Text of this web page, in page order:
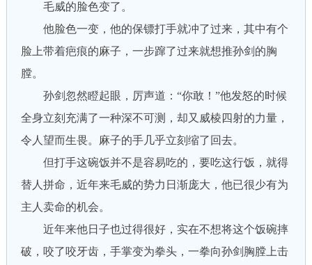
毛威的脸色变了。
他脸色一变，他的保镖打手就冲了过来，其中有个
脸上带着疤痕的麻子，一步蹿了过来就想推孙剑的胸
膛。
孙剑忽然瞪起眼，厉声道：“你敢！”他发怒的时候
全身立刻充满了一种深不可测，却又威棱四射的力量，
令人望而生畏。麻子的手几乎立刻缩了回去。
但打手这碗饭并不是容易吃的，要吃这行饭，就得
替人拼命，近年来毛威的势力日渐庞大，他已很少有为
主人卖命的机会。
近年来他日子也过得很好，实在不想将这个饭碗摔
破，咬了咬牙齿，手掌变为拳头，一拳向孙剑胸膛上击